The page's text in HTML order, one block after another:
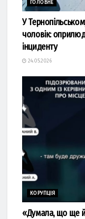
ГОЛОВНЕ
У
чоловік:
інциденту
24.05.2026
КОРУПЦІЯ
«Думала, що ще й